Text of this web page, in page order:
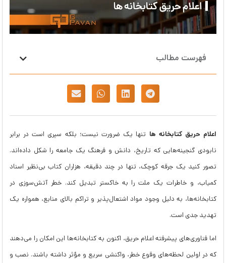
فهرست مطالب
اعلام حریق کتابخانه ها تنها یک ضرورت نیست؛ بلکه سپری است در برابر
نابودی گنجینه‌هایی که تاریخ، دانش و فرهنگ یک جامعه را شکل داده‌اند.
تصور کنید یک جرقه کوچک، تنها در چند دقیقه، هزاران کتاب بی‌نظیر اسناد
کمیاب، و خاطرات یک ملت را به خاکستر تبدیل کند. خطر آتش‌سوزی در
کتابخانه‌ها، به دلیل وجود مواد اشتعال‌پذیر و تراکم بالای منابع، همواره یک
تهدید جدی است.
اما فناوری‌های پیشرفته اعلام حریق، اکنون به کتابخانه‌ها این امکان را می‌دهند
که در اولین لحظه‌های وقوع خطر، واکنشی سریع و مؤثر داشته باشند. نصب و